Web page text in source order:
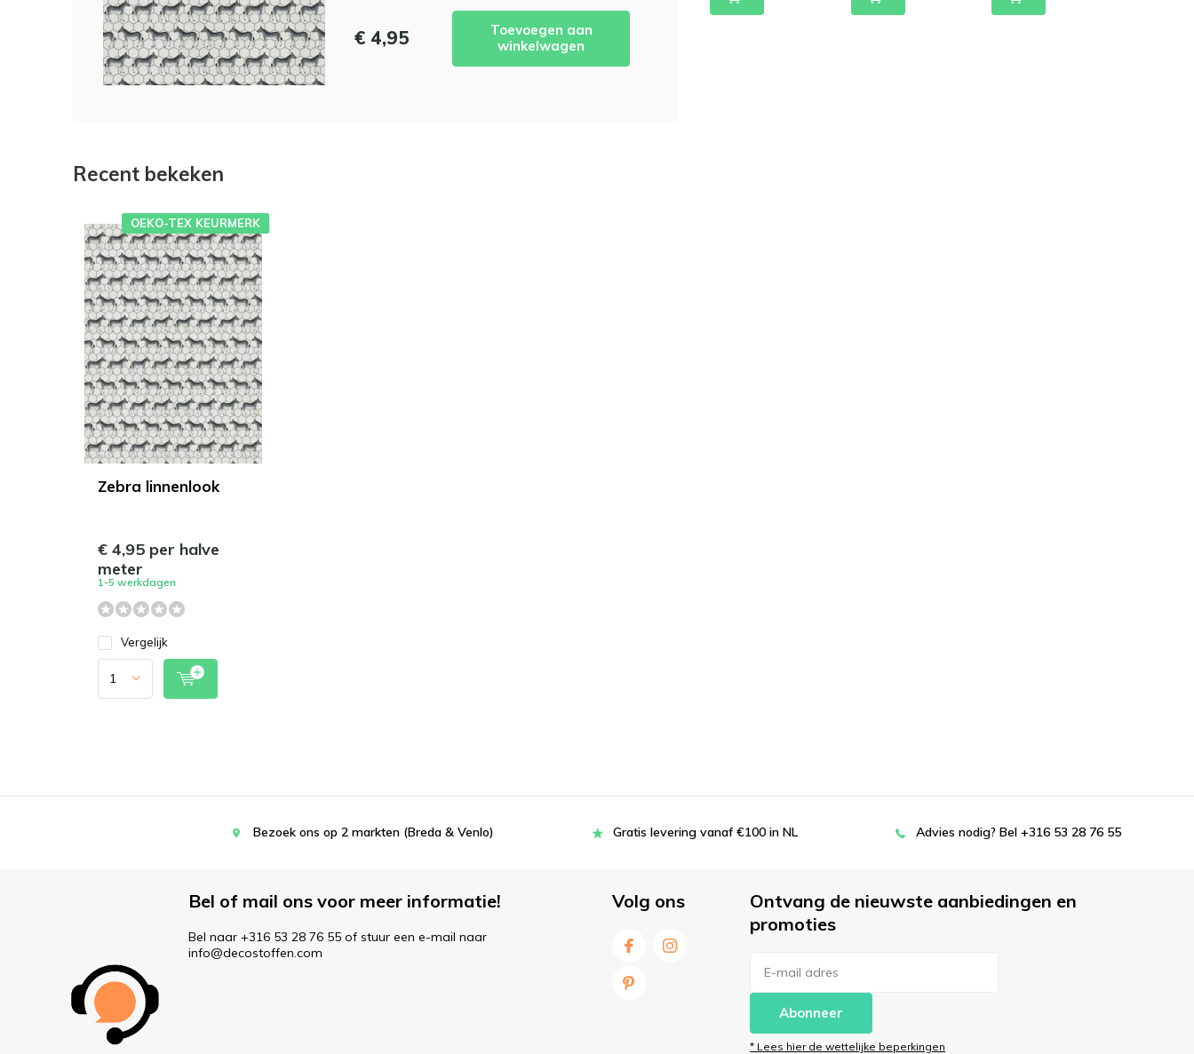
€ 4,95
Toevoegen aan
winkelwagen
Recent bekeken
Zebra linnenlook
OEKO-TEX KEURMERK
€ 4,95 per halve
meter
1-5 werkdagen
Vergelijk
Bezoek ons op 2 markten (Breda & Venlo) Gratis levering vanaf €100 in NL Advies nodig? Bel +316 53 28 76 55
Bel of mail ons voor meer informatie!
Bel naar +316 53 28 76 55 of stuur een e-mail naar
info@decostoffen.com
Volg ons
Ontvang de nieuwste aanbiedingen en
promoties
Abonneer
* Lees hier de wettelijke beperkingen